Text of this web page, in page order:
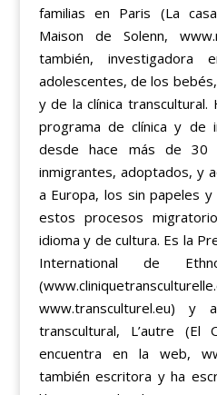
familias en Paris (La
Maison de Solenn,
también,
adolescentes, de los
y de la clínica transcultural.
programa de clínica y de
desde hace más de 30
inmigrantes, adoptados, y
a Europa, los sin papeles
estos procesos
idioma y de cultura. Es la
International de
www.transculturel.eu)
transcultural, L’autre
encuentra en la web,
también escritora y ha